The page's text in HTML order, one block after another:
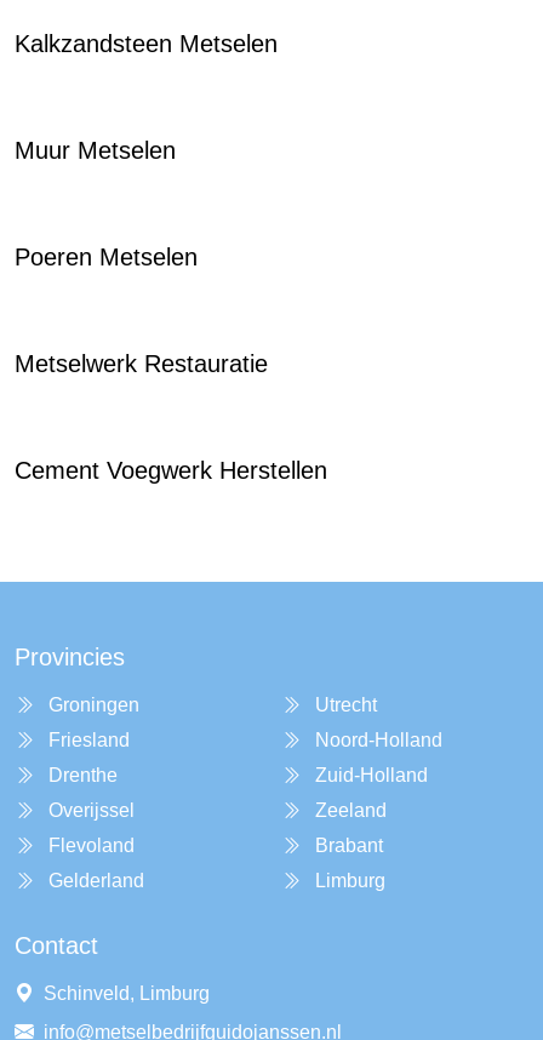
Kalkzandsteen Metselen
Muur Metselen
Poeren Metselen
Metselwerk Restauratie
Cement Voegwerk Herstellen
Provincies
Groningen
Friesland
Drenthe
Overijssel
Flevoland
Gelderland
Utrecht
Noord-Holland
Zuid-Holland
Zeeland
Brabant
Limburg
Contact
Schinveld, Limburg
info@metselbedrijfguidojanssen.nl